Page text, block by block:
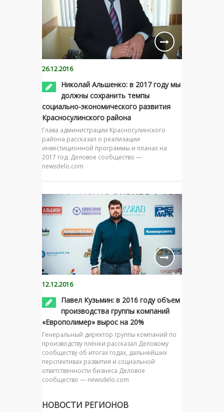
26.12.2016
Николай Альшенко: в 2017 году мы
должны сохранить темпы
социально-экономического развития
Красносулинского района
Глава администрации Красносулинского
района рассказал о реализации
инвестиционной программы и планах на
2017 год. Деловое сообщество —
newsdelo.com
12.12.2016
Павел Кузьмин: в 2016 году объем
производства группы компаний
«Европолимер» вырос на 20%
Генеральный директор группы компаний по
производству плёнки рассказал Деловому
сообществу об итогах годах, дальнейших
перспективах развития и социальной
ответственности бизнеса Деловое
сообщество — newsdelo.com
НОВОСТИ РЕГИОНОВ